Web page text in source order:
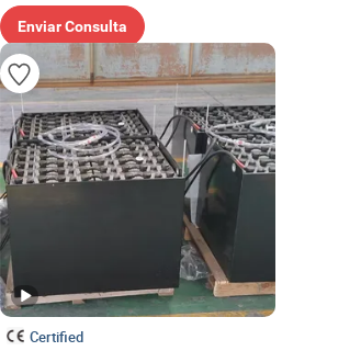
Enviar Consulta
Certified